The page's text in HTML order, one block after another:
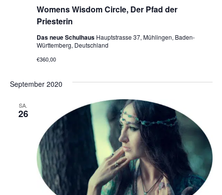
Womens Wisdom Circle, Der Pfad der
Priesterin
Das neue Schulhaus Hauptstrasse 37, Mühlingen, Baden-
Württemberg, Deutschland
€360,00
September 2020
SA.
26